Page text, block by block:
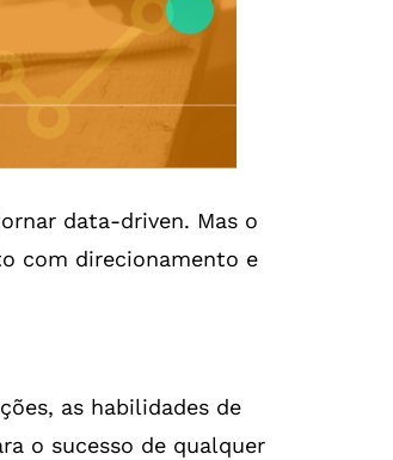
data-driven. Mas o
com direcionamento e
as habilidades de
o sucesso de qualquer